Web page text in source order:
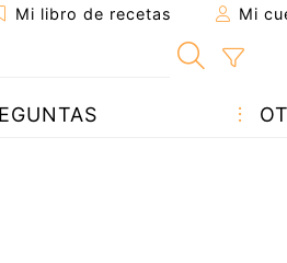
Mi libro de recetas Mi